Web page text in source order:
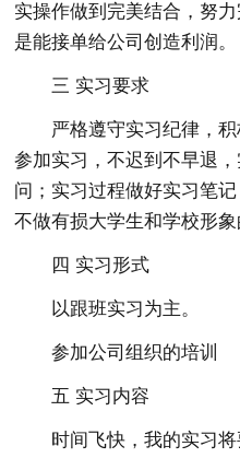
实操作做到完美结合，努
是能接单给公司创造利润。
三 实习要求
严格遵守实习纪律，
参加实习，不迟到不早退
问；实习过程做好实习笔
不做有损大学生和学校形象
四 实习形式
以跟班实习为主。
参加公司组织的培训
五 实习内容
时间飞快，我的实习